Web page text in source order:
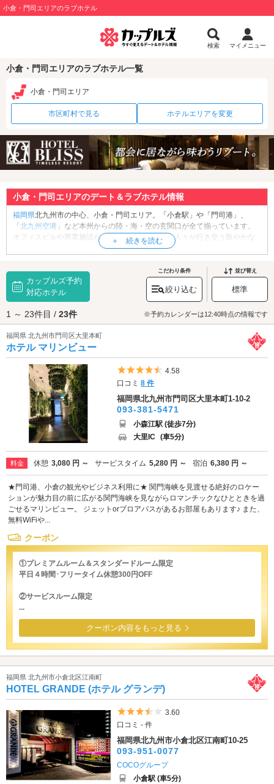
小倉・門司エリアのラブホテル
検索 マイメニュー
小倉・門司エリアのラブホテル一覧
小倉・門司エリア
市区町村で見る ホテルエリアを変更
小倉・門司エリアのデート＆ラブホテル情報
福岡県北九州市の中心、小倉・門司エリア。「小倉駅」や「門司港」、
「 北九州空港 」など本州からの陸・海・空の玄関口が全て揃っています。
オフィスビルや商業施設が立ち並び、日夜多くの人々が行き交う賑やかな
観光・デートスポットです。小倉駅の周辺には店舗型・派遣型の風俗店
うべん)がかわいいご当地キャストにときめいちゃいそうですね。そんな小
倉・門司エリアでファッションもグルメも楽しめる場所ならばJR小倉駅ビ
ルの「アミュプラザ小倉
」が代表的。もっとアミューズメントを楽しみた
いなら「チャチャタウン小倉
」で映画や観覧車を楽しむのもいいでしょ
う。そして定番だけど欠かせないのが細川忠興公が7年かけて築城した「小
倉城」。城下町の体験コーナー、小倉城シアターで歴史を学んだ後は、
「しろテラス」でお土産も買えます。たっぷりデートを満喫したら、ラブ
ホテルで2人だけの時間を過ごしたいですよね♪小倉・門司エリアのラブホ
テルは小倉駅、門司駅のほかJR日豊本線沿線に集積しています。デートス
ポットとして人気の高いエリアなのでホテルの予約をしておくことをおす
すめします。空室が見つからず気まずい空気に…なんてことは絶対に避け
たいですよね。カップルズ予約のできるホテルもたくさんあるのでさっそ
くチェックしてみましょう。
カップルズ予約
対応ホテル
こだわり条件
絞り込む
並び替え
標準
1 ～ 23件目 / 23件 ※予約カレンダーは12:40時点の情報です
福岡県 北九州市門司区大里本町
ホテル マリンビュー
5つ星のうち4.5
4.58
口コミ8 件
福岡県北九州市門司区大里本町1-10-2
093-381-5471
小森江駅 (徒歩7分)
大里IC (車5分)
料金 休憩 3,080 円 ～ サービスタイム 5,280 円 ～ 宿泊 6,380 円 ～
★門司港、小倉の観光やビジネス利用に★ 関門海峡を見渡せる絶好のロケー
ションが魅力目の前に広がる関門海峡を見ながらロマンチックなひとときを過
ごせるマリンビュー。 ジェットorブロアバスがあるお部屋もあります♪ また、
無料WiFiや...
クーポン
①プレミアムルーム＆スタンダードルーム限定
平日４時間･フリータイム休憩300円OFF
②サービスルーム限定
...
クーポン内容をもっと見る
福岡県 北九州市小倉北区江南町
HOTEL GRANDE (ホテル グランデ)
5つ星のうち3.5
3.60
口コミ - 件
福岡県北九州市小倉北区江南町10-25
093-951-0077
COCOグループ
小倉駅 (車5分)